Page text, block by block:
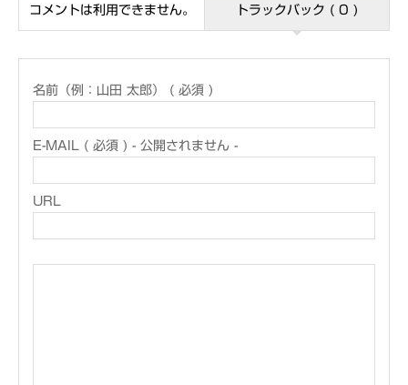
コメントは利用できません。 トラックバック ( 0 )
名前（例：山田 太郎） ( 必須 )
E-MAIL ( 必須 ) - 公開されません -
URL